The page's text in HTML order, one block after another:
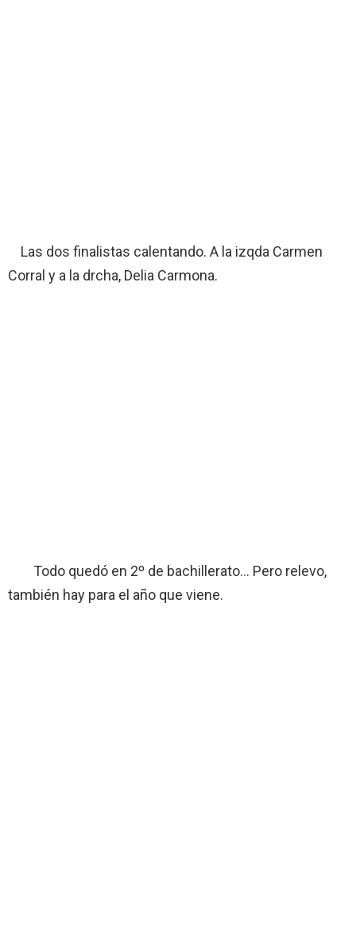
Las dos finalistas calentando. A la izqda Carmen
Corral y a la drcha, Delia Carmona.
Todo quedó en 2º de bachillerato… Pero relevo,
también hay para el año que viene.